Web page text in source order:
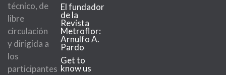
técnico, de
libre
circulación
y dirigida a
los
participantes
El fundador
de la
Revista
Metroflor:
Arnulfo A.
Pardo
Get to
know us